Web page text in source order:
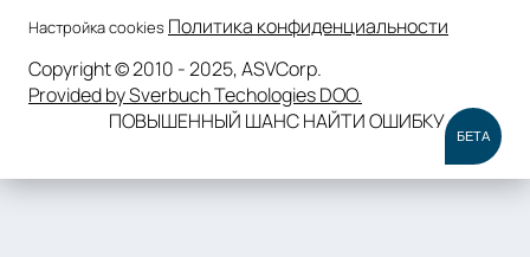
Настройка cookies Политика конфиденциальности
Copyright © 2010 - 2025, ASVCorp.
Provided by Sverbuch Techologies DOO.
ПОВЫШЕННЫЙ ШАНС НАЙТИ ОШИБКУ
БЕТА